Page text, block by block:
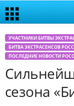
УЧАСТНИКИ БИТВЫ
БИТВА ЭКСТРАСЕНСОВ
ПОСЛЕДНИЕ НОВОСТИ
сезона